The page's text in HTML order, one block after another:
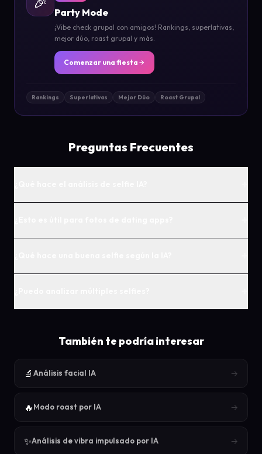
Party Mode
¡Vibe check grupal con amigos! Rankings, superlativas,
mejor dúo, roast grupal y más.
Comenzar una fiesta
Rankings Superlativas Mejor Dúo Roast Grupal
Preguntas Frecuentes
También te podría interesar
🔬 Análisis facial IA →
🔥 Modo roast por IA →
✨Análisis de vibra impulsado por IA →